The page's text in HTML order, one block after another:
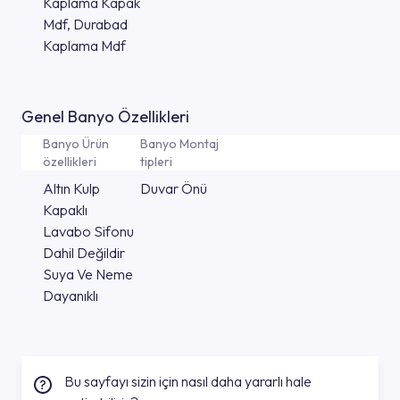
Mdf, Durabad
Kaplama Mdf
Genel Banyo Özellikleri
Banyo Ürün
özellikleri
Banyo Montaj
tipleri
Altın Kulp
Kapaklı
Lavabo Sifonu
Dahil Değildir
Suya Ve Neme
Dayanıklı
Duvar Önü
Bu sayfayı sizin için nasıl daha yararlı hale